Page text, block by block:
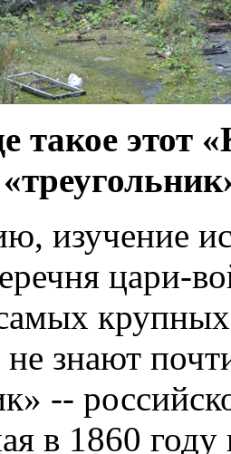
такое этот
изучение
цари-
знают
--
в 1860